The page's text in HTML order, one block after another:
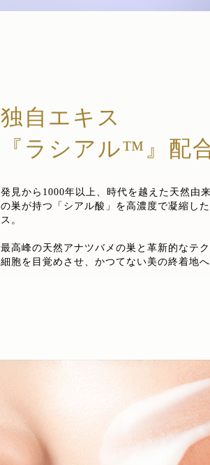
独自エキス
『ラシアル™』配
発見から1000年以上、時代を越えた天然由
の巣が持つ「シアル酸」を高濃度で凝縮し
ス。
最高峰の天然アナツバメの巣と革新的なテ
細胞を目覚めさせ、かつてない美の終着地へ